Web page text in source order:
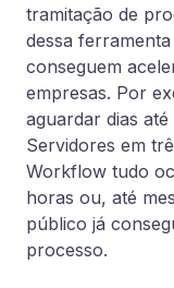
tramitação de
dessa
conseguem
empresas. Por
aguardar dias
Servidores em
Workflow tudo
horas ou, até
público já
processo.